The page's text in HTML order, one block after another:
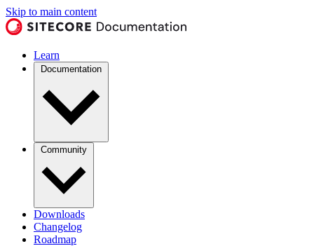
Skip to main content
Learn
Documentation
Community
Downloads
Changelog
Roadmap